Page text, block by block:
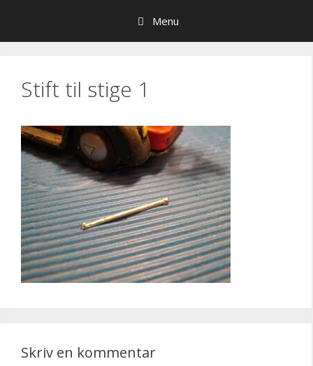
indhold
Menu
Stift til stige 1
Skriv en kommentar